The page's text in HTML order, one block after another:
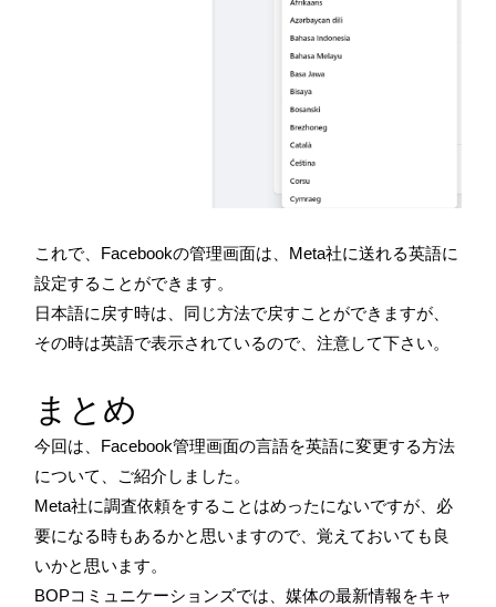
これで、Facebookの管理画面は、Meta社に送れる英語に
設定することができます。
日本語に戻す時は、同じ方法で戻すことができますが、
その時は英語で表示されているので、注意して下さい。
まとめ
今回は、Facebook管理画面の言語を英語に変更する方法
について、ご紹介しました。
Meta社に調査依頼をすることはめったにないですが、必
要になる時もあるかと思いますので、覚えておいても良
いかと思います。
BOPコミュニケーションズでは、媒体の最新情報をキャ